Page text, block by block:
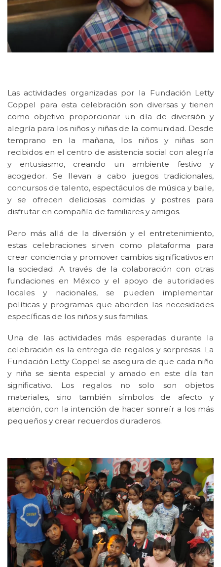
Las actividades organizadas por la Fundación Letty
Coppel para esta celebración son diversas y tienen
como objetivo proporcionar un día de diversión y
alegría para los niños y niñas de la comunidad. Desde
temprano en la mañana, los niños y niñas son
recibidos en el centro de asistencia social con alegría
y entusiasmo, creando un ambiente festivo y
acogedor. Se llevan a cabo juegos tradicionales,
concursos de talento, espectáculos de música y baile,
y se ofrecen deliciosas comidas y postres para
disfrutar en compañía de familiares y amigos.
Pero más allá de la diversión y el entretenimiento,
estas celebraciones sirven como plataforma para
crear conciencia y promover cambios significativos en
la sociedad. A través de la colaboración con otras
fundaciones en México y el apoyo de autoridades
locales y nacionales, se pueden implementar
políticas y programas que aborden las necesidades
específicas de los niños y sus familias.
Una de las actividades más esperadas durante la
celebración es la entrega de regalos y sorpresas. La
Fundación Letty Coppel se asegura de que cada niño
y niña se sienta especial y amado en este día tan
significativo. Los regalos no solo son objetos
materiales, sino también símbolos de afecto y
atención, con la intención de hacer sonreír a los más
pequeños y crear recuerdos duraderos.